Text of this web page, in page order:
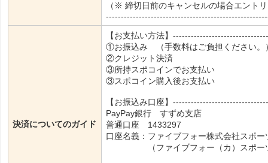
（※ 締切日前のキャンセルの場合エント
決済についてのガイド
【お支払い方法】
①お振込み （手数料はご負担ください。
②クレジット決済
③所持スポコインでお支払い
③スポコイン購入後お支払い
【お振込み口座】
PayPay銀行 すずめ支店
普通口座 1433297
口座名義：ファイブフォー株式会社スポー
（ファイブフォー（カ）スポーツ